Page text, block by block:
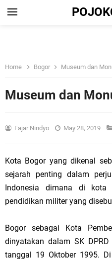
Home Bogor Museum dan
Museum dan
Fajar Nindyo May 28, 2019
Kota Bogor yang dikenal
sejarah penting dalam
Indonesia dimana di kota
pendidikan militer yang
Bogorsebagai Kota
dinyatakan dalam SK
tanggal 19 Oktober 1995.